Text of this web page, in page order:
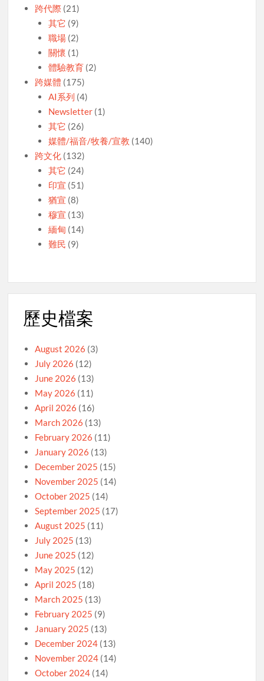
跨代際 (21)
其它 (9)
職場(2)
關懷 (1)
體驗教育(2)
跨媒體 (175)
AI系列 (4)
Newsletter(1)
其它 (26)
媒體/福音/牧養/宣教 (140)
跨文化 (132)
其它 (24)
印宣 (51)
猶宣 (8)
穆宣 (13)
緬甸 (14)
難民 (9)
歷史檔案
August 2026 (3)
July 2026 (12)
June 2026 (13)
May 2026 (11)
April 2026 (16)
March 2026 (13)
February 2026 (11)
January 2026 (13)
December 2025 (15)
November 2025 (14)
October 2025 (14)
September 2025 (17)
August 2025 (11)
July 2025 (13)
June 2025 (12)
May 2025 (12)
April 2025 (18)
March 2025 (13)
February 2025 (9)
January 2025 (13)
December 2024 (13)
November 2024 (14)
October 2024 (14)